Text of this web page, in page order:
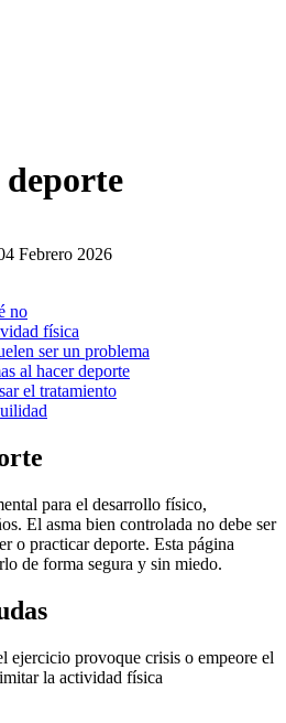
Febrero 2026
no
física
ser un problema
al hacer deporte
el tratamiento
para el desarrollo físico,
El asma bien controlada no debe ser
o practicar deporte. Esta página
de forma segura y sin miedo.
ejercicio provoque crisis o empeore el
la actividad física